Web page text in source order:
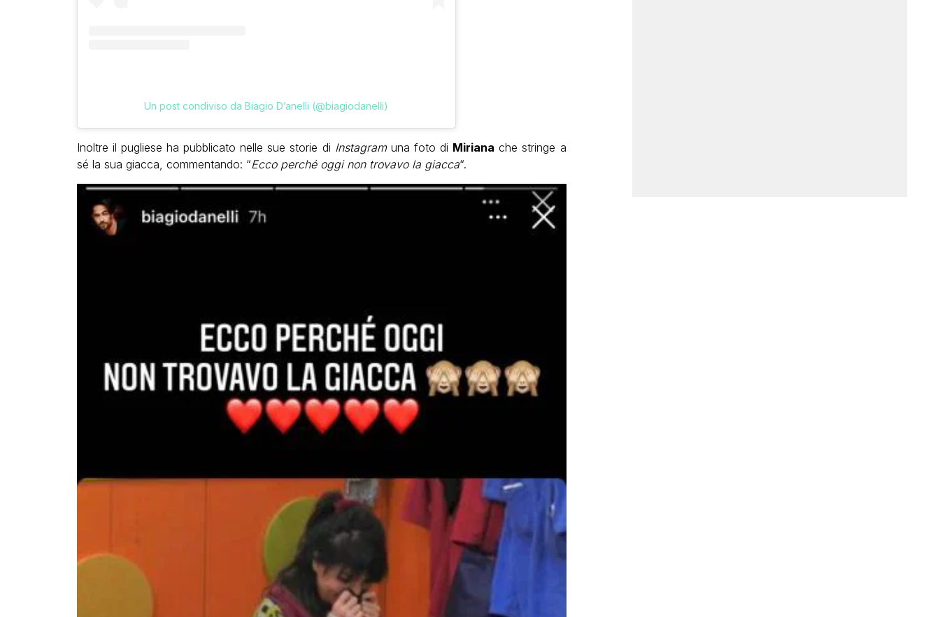
Un post condiviso da Biagio D’anelli (@biagiodanelli)
Inoltre il pugliese ha pubblicato nelle sue storie di Instagramuna foto di Miriana che stringe a
sé la sua giacca, commentando: “Ecco perché oggi non trovavo la giacca“.